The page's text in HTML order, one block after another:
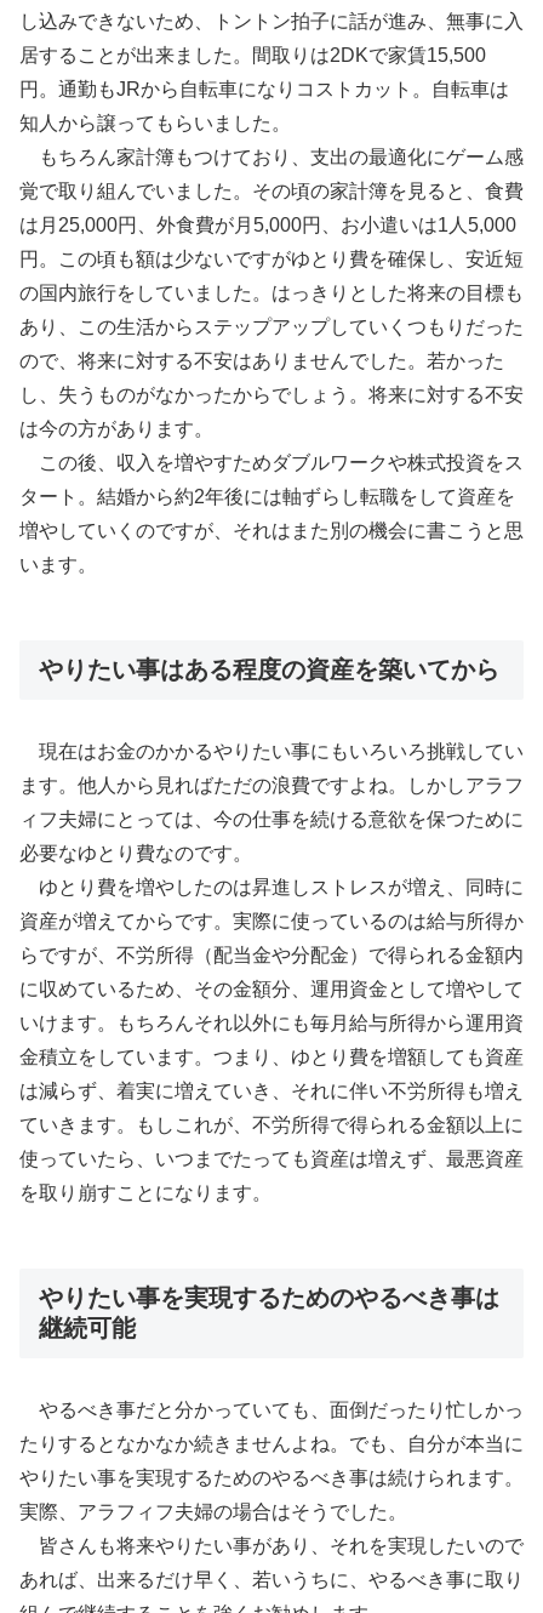
し込みできないため、トントン拍子に話が進み、無事に入
居することが出来ました。間取りは2DKで家賃15,500
円。通勤もJRから自転車になりコストカット。自転車は
知人から譲ってもらいました。
もちろん家計簿もつけており、支出の最適化にゲーム感
覚で取り組んでいました。その頃の家計簿を見ると、食費
は月25,000円、外食費が月5,000円、お小遣いは1人5,000
円。この頃も額は少ないですがゆとり費を確保し、安近短
の国内旅行をしていました。はっきりとした将来の目標も
あり、この生活からステップアップしていくつもりだった
ので、将来に対する不安はありませんでした。若かった
し、失うものがなかったからでしょう。将来に対する不安
は今の方があります。
この後、収入を増やすためダブルワークや株式投資をス
タート。結婚から約2年後には軸ずらし転職をして資産を
増やしていくのですが、それはまた別の機会に書こうと思
います。
やりたい事はある程度の資産を築いてから
現在はお金のかかるやりたい事にもいろいろ挑戦してい
ます。他人から見ればただの浪費ですよね。しかしアラフ
ィフ夫婦にとっては、今の仕事を続ける意欲を保つために
必要なゆとり費なのです。
ゆとり費を増やしたのは昇進しストレスが増え、同時に
資産が増えてからです。実際に使っているのは給与所得か
らですが、不労所得（配当金や分配金）で得られる金額内
に収めているため、その金額分、運用資金として増やして
いけます。もちろんそれ以外にも毎月給与所得から運用資
金積立をしています。つまり、ゆとり費を増額しても資産
は減らず、着実に増えていき、それに伴い不労所得も増え
ていきます。もしこれが、不労所得で得られる金額以上に
使っていたら、いつまでたっても資産は増えず、最悪資産
を取り崩すことになります。
やりたい事を実現するためのやるべき事は
継続可能
やるべき事だと分かっていても、面倒だったり忙しかっ
たりするとなかなか続きませんよね。でも、自分が本当に
やりたい事を実現するためのやるべき事は続けられます。
実際、アラフィフ夫婦の場合はそうでした。
皆さんも将来やりたい事があり、それを実現したいので
あれば、出来るだけ早く、若いうちに、やるべき事に取り